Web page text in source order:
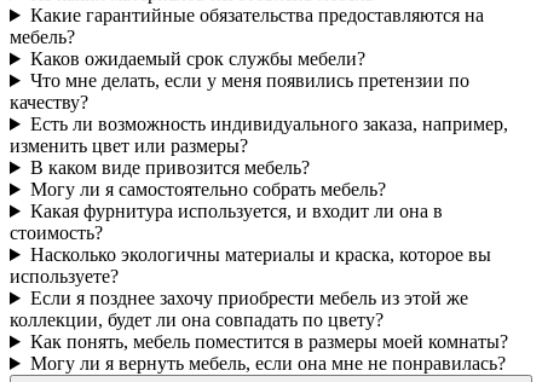
Какие гарантийные обязательства предоставляются на
мебель?
Каков ожидаемый срок службы мебели?
Что мне делать, если у меня появились претензии по
качеству?
Есть ли возможность индивидуального заказа, например,
изменить цвет или размеры?
В каком виде привозится мебель?
Могу ли я самостоятельно собрать мебель?
Какая фурнитура используется, и входит ли она в
стоимость?
Насколько экологичны материалы и краска, которое вы
используете?
Если я позднее захочу приобрести мебель из этой же
коллекции, будет ли она совпадать по цвету?
Как понять, мебель поместится в размеры моей комнаты?
Могу ли я вернуть мебель, если она мне не понравилась?